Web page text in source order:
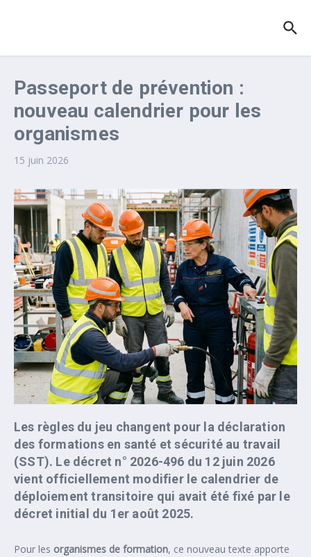
Passeport de prévention :
nouveau calendrier pour les
organismes
15 juin 2026
Les règles du jeu changent pour la déclaration
des formations en santé et sécurité au travail
(SST). Le décret n° 2026-496 du 12 juin 2026
vient officiellement modifier le calendrier de
déploiement transitoire qui avait été fixé par le
décret initial du 1er août 2025.
Pour les organismes de formation, ce nouveau texte apporte